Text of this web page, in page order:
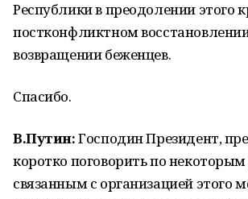
Республики в преодолении этого
постконфликтном
возвращении беженцев.
Спасибо.
В.Путин:Господин Президент,
коротко поговорить по
связанным с организацией этого